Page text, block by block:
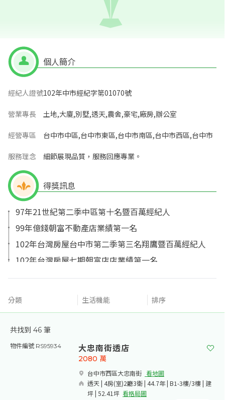
個人簡介
經紀人證號102年中市經紀字第01070號
營業專長 土地,大廈,別墅,透天,農舍,豪宅,廠房,辦公室
經營專區 台中市中區,台中市東區,台中市南區,台中市西區,台中市
服務理念 細節展現品質，服務回應專業。
得獎訊息
97年21世紀第二季中區第十名暨百萬經紀人
99年億錢朝富不動產店業績第一名
102年台灣房屋台中市第二季第三名翔鷹暨百萬經紀人
102年台灣房屋七期朝富店店業績第一名
103年台灣房屋台中市第二季第三名翔鷹暨百萬經紀人
103年台灣房屋七期朝富店店業績第一名
104年台灣房屋七期朝富店店業績第一名
78年土木特考及格
102年建築師考試及格、經紀人考試及格
106年台中市經紀人協會金鑽獎
106年11月榮獲大台中聯賣業績競賽績優
107年2月榮獲大台中聯賣業績競賽績優
分類 生活機能 排序
共找到 46 筆
物件編號 RS95934 大忠南街透店
台中市西區大忠南街​ 看地圖
透天 | 4房(室)2廳3衛 | 44.7年 | B1-3樓/3樓 | 建
坪 | 52.41坪 看格局圖
2080 萬